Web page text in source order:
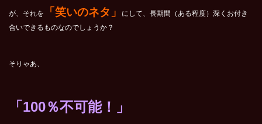
が、それを 「笑いのネタ」
にして、長期間（ある程度）深くお付き
合いできるものなのでしょうか？
そりゃあ、
「100％不可能！」